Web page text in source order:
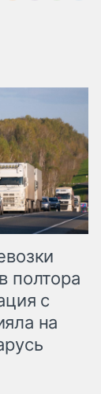
полтора
с
на